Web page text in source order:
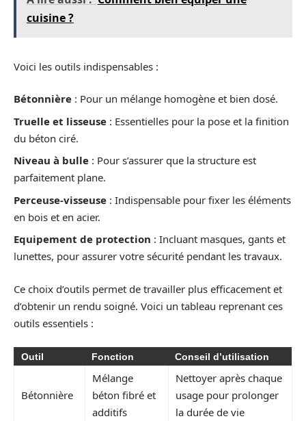
cuisine ?
Voici les outils indispensables :
Bétonnière : Pour un mélange homogène et bien dosé.
Truelle et lisseuse : Essentielles pour la pose et la finition
du béton ciré.
Niveau à bulle : Pour s’assurer que la structure est
parfaitement plane.
Perceuse-visseuse : Indispensable pour fixer les éléments
en bois et en acier.
Equipement de protection : Incluant masques, gants et
lunettes, pour assurer votre sécurité pendant les travaux.
Ce choix d’outils permet de travailler plus efficacement et
d’obtenir un rendu soigné. Voici un tableau reprenant ces
outils essentiels :
Outil Fonction Conseil d’utilisation
Bétonnière
Mélange
béton fibré et
additifs
Nettoyer après chaque
usage pour prolonger
la durée de vie